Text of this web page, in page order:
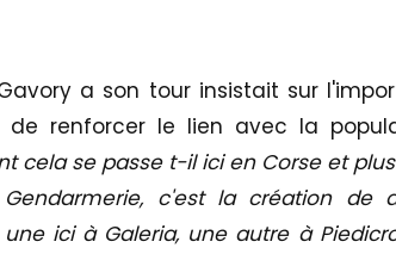
a son tour insistait sur
de renforcer le lien avec la
cela se passe t-il ici en Corse et
c'est la création de
une ici à Galeria, une autre à